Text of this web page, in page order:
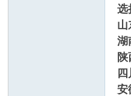
选
山
湖
安